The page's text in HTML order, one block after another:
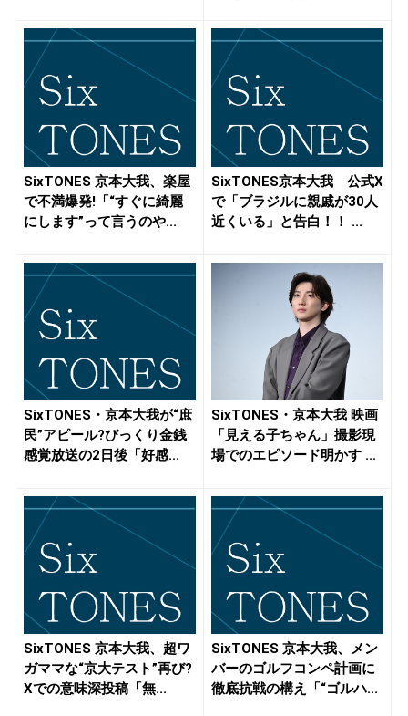
SixTONES 京本大我、楽屋
で不満爆発!「“すぐに綺麗
にします”って言うのや...
SixTONES京本大我 公式X
で「ブラジルに親戚が30人
近くいる」と告白！！ ...
SixTONES・京本大我が“庶
民”アピール?びっくり金銭
感覚放送の2日後「好感...
SixTONES・京本大我 映画
「見える子ちゃん」撮影現
場でのエピソード明かす ...
SixTONES 京本大我、超ワ
ガママな“京大テスト”再び?
Xでの意味深投稿「無...
SixTONES 京本大我、メン
バーのゴルフコンペ計画に
徹底抗戦の構え「“ゴルハ...